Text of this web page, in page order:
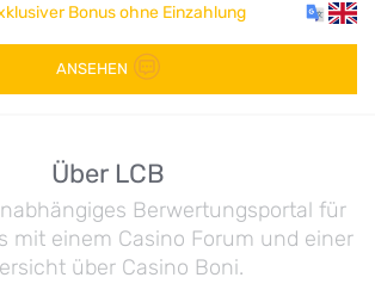
Bonus ohne Einzahlung
ANSEHEN
Über LCB
Berwertungsportal für
mit einem Casino Forum und einer
über Casino Boni.